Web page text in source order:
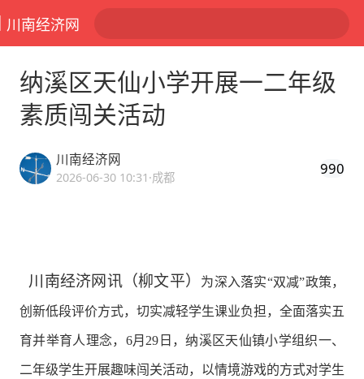
川南经济网
纳溪区天仙小学开展一二年级
素质闯关活动
川南经济网
2026-06-30 10:31 ·成都 990
川南经济网讯（柳文平） 为深入落实“双减”政策，
创新低段评价方式，切实减轻学生课业负担，全面落实五
育并举育人理念，6月29日，纳溪区天仙镇小学组织一、
二年级学生开展趣味闯关活动，以情境游戏的方式对学生